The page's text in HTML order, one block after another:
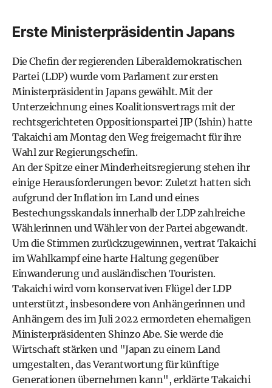
Erste Ministerpräsidentin Japans
Die Chefin der regierenden Liberaldemokratischen
Partei (LDP) wurde vom Parlament zur ersten
Ministerpräsidentin Japans gewählt. Mit der
Unterzeichnung eines Koalitionsvertrags mit der
rechtsgerichteten Oppositionspartei JIP (Ishin) hatte
Takaichi am Montag den Weg freigemacht für ihre
Wahl zur Regierungschefin.
An der Spitze einer Minderheitsregierung stehen ihr
einige Herausforderungen bevor: Zuletzt hatten sich
aufgrund der Inflation im Land und eines
Bestechungsskandals innerhalb der LDP zahlreiche
Wählerinnen und Wähler von der Partei abgewandt.
Um die Stimmen zurückzugewinnen, vertrat Takaichi
im Wahlkampf eine harte Haltung gegenüber
Einwanderung und ausländischen Touristen.
Takaichi wird vom konservativen Flügel der LDP
unterstützt, insbesondere von Anhängerinnen und
Anhängern des im Juli 2022 ermordeten ehemaligen
Ministerpräsidenten Shinzo Abe. Sie werde die
Wirtschaft stärken und "Japan zu einem Land
umgestalten, das Verantwortung für künftige
Generationen übernehmen kann", erklärte Takaichi